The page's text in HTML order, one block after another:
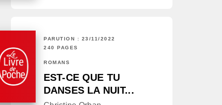
PARUTION : 23/11/2022
240 PAGES
ROMANS
EST-CE QUE TU
DANSES LA NUIT...